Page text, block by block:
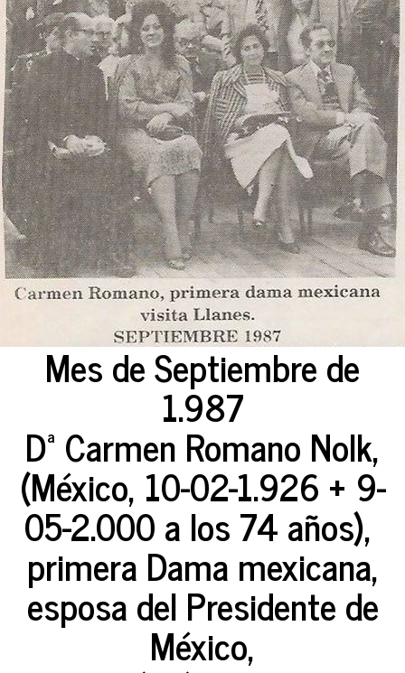
Mes de Septiembre de
1.987
Dª Carmen Romano Nolk,
(México, 10-02-1.926 + 9-
05-2.000 a los 74 años),
primera Dama mexicana,
esposa del Presidente de
México,